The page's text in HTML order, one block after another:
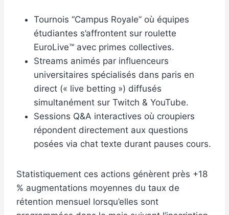
Tournois “Campus Royale” où équipes
étudiantes s’affrontent sur roulette
EuroLive™ avec primes collectives.
Streams animés par influenceurs
universitaires spécialisés dans paris en
direct (« live betting ») diffusés
simultanément sur Twitch & YouTube.
Sessions Q&A interactives où croupiers
répondent directement aux questions
posées via chat texte durant pauses cours.
Statistiquement ces actions génèrent près +18
% augmentations moyennes du taux de
rétention mensuel lorsqu’elles sont